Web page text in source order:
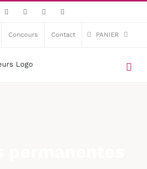
Facebook Instagram
Concours Contact PANIER